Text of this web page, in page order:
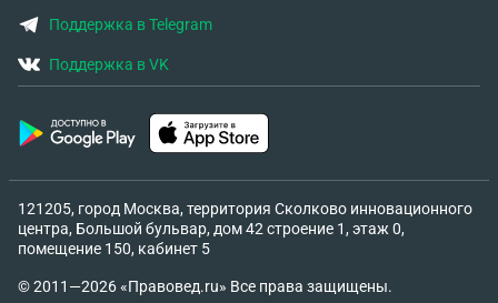
Поддержка в Telegram
Поддержка в VK
121205, город Москва, территория Сколково инновационного
центра, Большой бульвар, дом 42 строение 1, этаж 0,
помещение 150, кабинет 5
© 2011—2026 «Правовед.ru» Все права защищены.